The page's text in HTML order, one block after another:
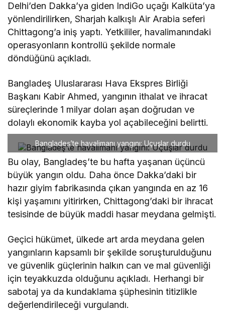
Delhi’den Dakka’ya giden IndiGo uçağı Kalküta’ya
yönlendirilirken, Sharjah kalkışlı Air Arabia seferi
Chittagong’a iniş yaptı. Yetkililer, havalimanındaki
operasyonların kontrollü şekilde normale
döndüğünü açıkladı.
Bangladeş Uluslararası Hava Ekspres Birliği
Başkanı Kabir Ahmed, yangının ithalat ve ihracat
süreçlerinde 1 milyar doları aşan doğrudan ve
dolaylı ekonomik kayba yol açabileceğini belirtti.
Bangladeş’te havalimanı yangını: Uçuşlar durdu
Bu olay, Bangladeş’te bu hafta yaşanan üçüncü
büyük yangın oldu. Daha önce Dakka’daki bir
hazır giyim fabrikasında çıkan yangında en az 16
kişi yaşamını yitirirken, Chittagong’daki bir ihracat
tesisinde de büyük maddi hasar meydana gelmişti.
Geçici hükümet, ülkede art arda meydana gelen
yangınların kapsamlı bir şekilde soruşturulduğunu
ve güvenlik güçlerinin halkın can ve mal güvenliği
için teyakkuzda olduğunu açıkladı. Herhangi bir
sabotaj ya da kundaklama şüphesinin titizlikle
değerlendirileceği vurgulandı.